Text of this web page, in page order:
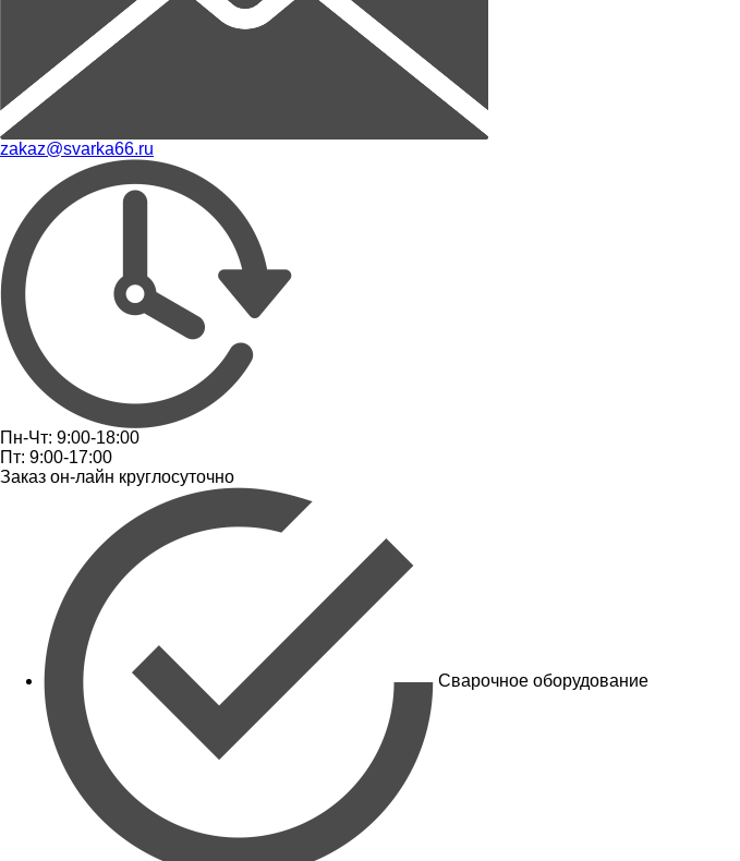
zakaz@svarka66.ru
Пн-Чт: 9:00-18:00
Пт: 9:00-17:00
Заказ он-лайн круглосуточно
Сварочное оборудование